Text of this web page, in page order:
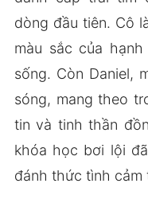
dòng đầu tiên. Cô
màu sắc của
sống. Còn Daniel,
sóng, mang theo
tin và tinh thần
khóa học bơi lội
đánh thức tình cảm